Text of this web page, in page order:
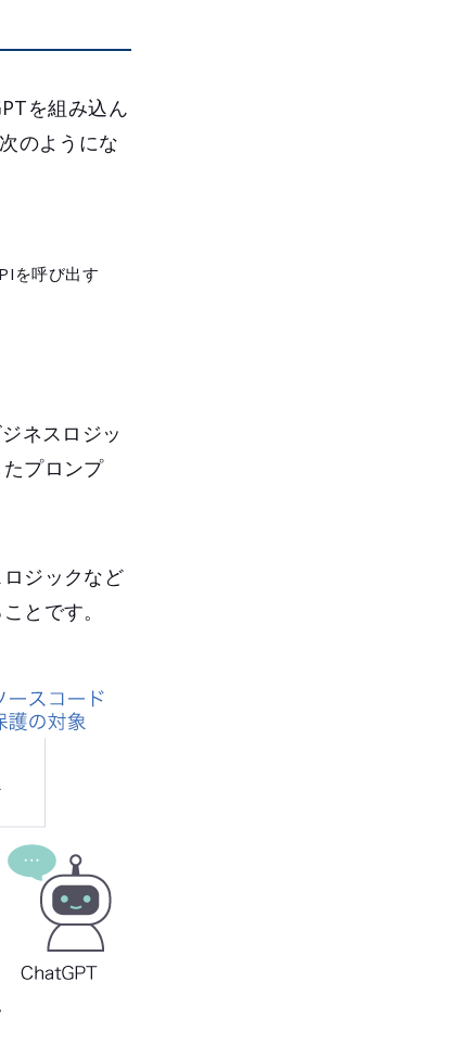
を組み込ん
のようにな
を呼び出す
ネスロジッ
プロンプ
ジックなど
とです。